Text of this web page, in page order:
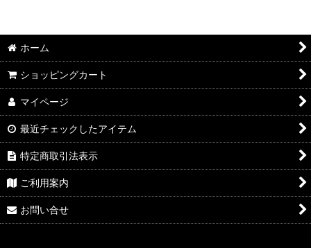
ホーム
ショッピングカート
マイページ
最近チェックしたアイテム
特定商取引法表示
ご利用案内
お問い合せ